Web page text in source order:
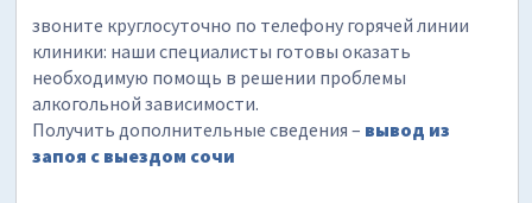
звоните круглосуточно по телефону горячей линии
клиники: наши специалисты готовы оказать
необходимую помощь в решении проблемы
алкогольной зависимости.
Получить дополнительные сведения – вывод из
запоя с выездом сочи